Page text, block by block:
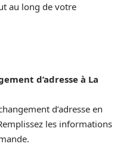
au long de votre
d’adresse à La
d’adresse en
les informations